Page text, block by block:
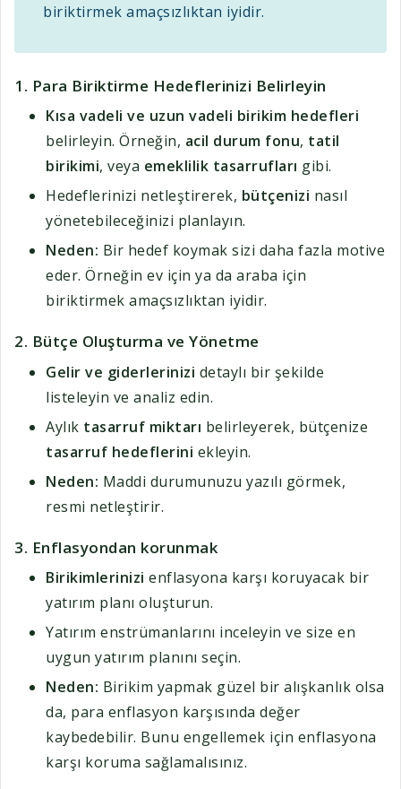
biriktirmek amaçsızlıktan iyidir.
1. Para Biriktirme Hedeflerinizi Belirleyin
Kısa vadeli ve uzun vadeli birikim hedefleri
belirleyin. Örneğin, acil durum fonu, tatil
birikimi, veya emeklilik tasarrufları gibi.
Hedeflerinizi netleştirerek, bütçenizi nasıl
yönetebileceğinizi planlayın.
Neden: Bir hedef koymak sizi daha fazla motive
eder. Örneğin ev için ya da araba için
biriktirmek amaçsızlıktan iyidir.
2. Bütçe Oluşturma ve Yönetme
Gelir ve giderlerinizi detaylı bir şekilde
listeleyin ve analiz edin.
Aylık tasarruf miktarı belirleyerek, bütçenize
tasarruf hedeflerini ekleyin.
Neden: Maddi durumunuzu yazılı görmek,
resmi netleştirir.
3. Enflasyondan korunmak
Birikimlerinizi enflasyona karşı koruyacak bir
yatırım planı oluşturun.
Yatırım enstrümanlarını inceleyin ve size en
uygun yatırım planını seçin.
Neden: Birikim yapmak güzel bir alışkanlık olsa
da, para enflasyon karşısında değer
kaybedebilir. Bunu engellemek için enflasyona
karşı koruma sağlamalısınız.